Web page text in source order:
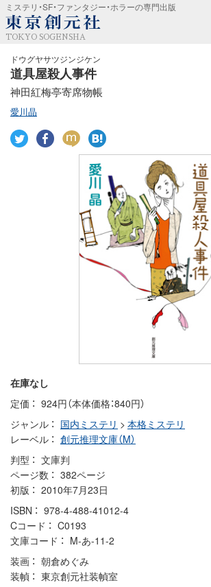
ミステリ・SF・ファンタジー・ホラーの専門出版
TOKYO SOGENSHA
ドウグヤサツジンジケン
道具屋殺人事件
神田紅梅亭寄席物帳
愛川晶
在庫なし
定価
924円（本体価格：840円）
ジャンル
国内ミステリ > 本格ミステリ
レーベル
創元推理文庫（M）
判型
文庫判
ページ数
382ページ
初版
2010年7月23日
ISBN
978-4-488-41012-4
Cコード
C0193
文庫コード
M-あ-11-2
装画
朝倉めぐみ
装幀
東京創元社装幀室